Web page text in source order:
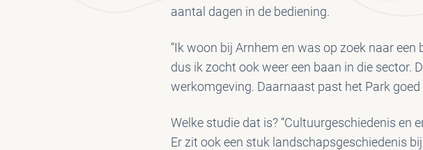
aantal dagen in de bediening.
“Ik woon bij Arnhem en was op zoek naar een
dus ik zocht ook weer een baan in die sector.
werkomgeving. Daarnaast past het Park goed
Welke studie dat is? “Cultuurgeschiedenis
Er zit ook een stuk landschapsgeschiedenis